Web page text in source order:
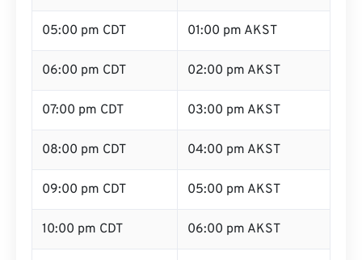
05:00 pm CDT 01:00 pm AKST
06:00 pm CDT 02:00 pm AKST
07:00 pm CDT 03:00 pm AKST
08:00 pm CDT 04:00 pm AKST
09:00 pm CDT 05:00 pm AKST
10:00 pm CDT 06:00 pm AKST